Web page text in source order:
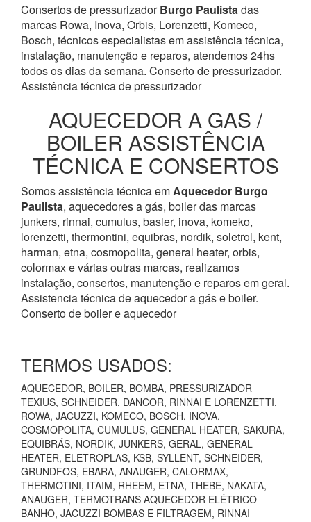
Consertos de pressurizadorBurgo Paulistadas
marcas Rowa, Inova, Orbis, Lorenzetti, Komeco,
Bosch, técnicos especialistas em assistência técnica,
instalação, manutenção e reparos, atendemos 24hs
todos os dias da semana. Conserto de pressurizador.
Assistência técnica de pressurizador
AQUECEDOR A GAS /
BOILER ASSISTÊNCIA
TÉCNICA E CONSERTOS
Somos assistência técnica emAquecedor Burgo
Paulista, aquecedores a gás, boiler das marcas
junkers, rinnai, cumulus, basler, inova, komeko,
lorenzetti, thermontini, equibras, nordik, soletrol, kent,
harman, etna, cosmopolita, general heater, orbis,
colormax e várias outras marcas, realizamos
instalação, consertos, manutenção e reparos em geral.
Assistencia técnica de aquecedor a gás e boiler.
Conserto de boiler e aquecedor
TERMOS USADOS:
AQUECEDOR, BOILER, BOMBA, PRESSURIZADOR
TEXIUS, SCHNEIDER, DANCOR, RINNAI E LORENZETTI,
ROWA, JACUZZI, KOMECO, BOSCH, INOVA,
COSMOPOLITA, CUMULUS, GENERAL HEATER, SAKURA,
EQUIBRÁS, NORDIK, JUNKERS, GERAL, GENERAL
HEATER, ELETROPLAS, KSB, SYLLENT, SCHNEIDER,
GRUNDFOS, EBARA, ANAUGER, CALORMAX,
THERMOTINI, ITAIM, RHEEM, ETNA, THEBE, NAKATA,
ANAUGER, TERMOTRANS AQUECEDOR ELÉTRICO
BANHO, JACUZZI BOMBAS E FILTRAGEM, RINNAI